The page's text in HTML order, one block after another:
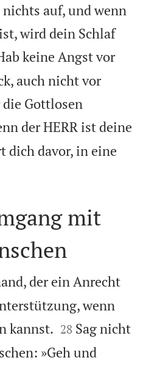
auf, und wenn
wird dein Schlaf
keine Angst vor
auch nicht vor
die Gottlosen
der HERR ist deine
dich davor, in eine
mit
der ein Anrecht
wenn
kannst. 

28 Sag nicht
»Geh und